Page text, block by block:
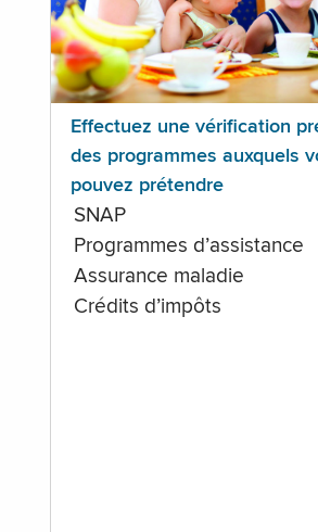
Effectuez une vérification
des programmes auxquels
pouvez prétendre
SNAP
Programmes d’assistance
Assurance maladie
Crédits d’impôts